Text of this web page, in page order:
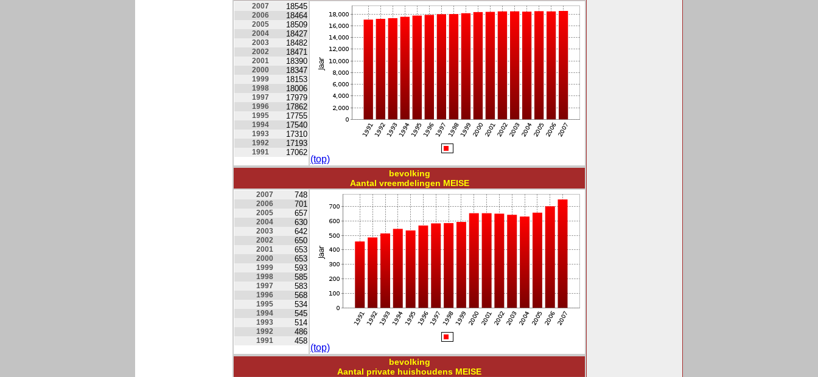
2007 18545
2006 18464
2005 18509
2004 18427
2003 18482
2002 18471
2001 18390
2000 18347
1999 18153
1998 18006
1997 17979
1996 17862
1995 17755
1994 17540
1993 17310
1992 17193
1991 17062
(top)
bevolking
Aantal vreemdelingen MEISE
2007 748
2006 701
2005 657
2004 630
2003 642
2002 650
2001 653
2000 653
1999 593
1998 585
1997 583
1996 568
1995 534
1994 545
1993 514
1992 486
1991 458
(top)
bevolking
Aantal private huishoudens MEISE